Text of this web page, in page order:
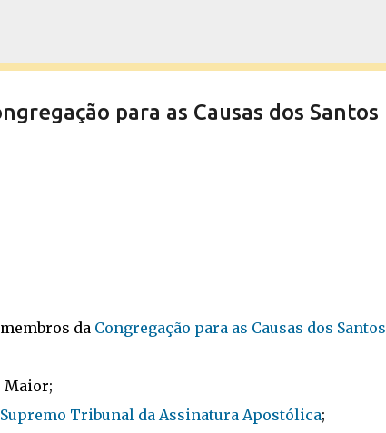
para as Causas dos Santos
da Congregação para as Causas dos Santos
Maior;
Supremo Tribunal da Assinatura Apostólica;